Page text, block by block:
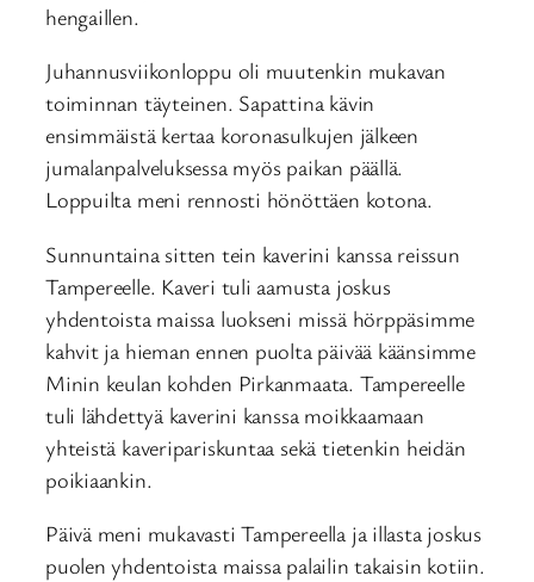
hengaillen.
Juhannusviikonloppu oli muutenkin mukavan
toiminnan täyteinen. Sapattina kävin
ensimmäistä kertaa koronasulkujen jälkeen
jumalanpalveluksessa myös paikan päällä.
Loppuilta meni rennosti hönöttäen kotona.
Sunnuntaina sitten tein kaverini kanssa reissun
Tampereelle. Kaveri tuli aamusta joskus
yhdentoista maissa luokseni missä hörppäsimme
kahvit ja hieman ennen puolta päivää käänsimme
Minin keulan kohden Pirkanmaata. Tampereelle
tuli lähdettyä kaverini kanssa moikkaamaan
yhteistä kaveripariskuntaa sekä tietenkin heidän
poikiaankin.
Päivä meni mukavasti Tampereella ja illasta joskus
puolen yhdentoista maissa palailin takaisin kotiin.